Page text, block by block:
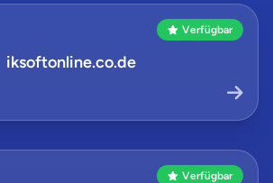
Verfügbar
iksoftonline.co.de
Verfügbar